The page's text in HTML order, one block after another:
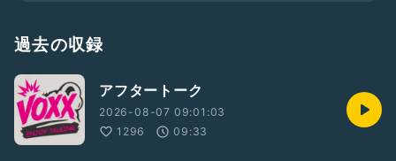
過去の収録
アフタートーク
2026-08-07 09:01:03
1296
09:33